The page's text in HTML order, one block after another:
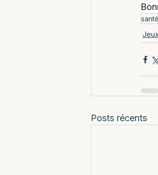
Jeux
Posts récents